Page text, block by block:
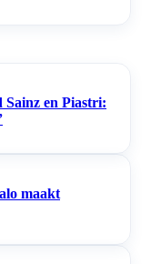
en Piastri:
maakt